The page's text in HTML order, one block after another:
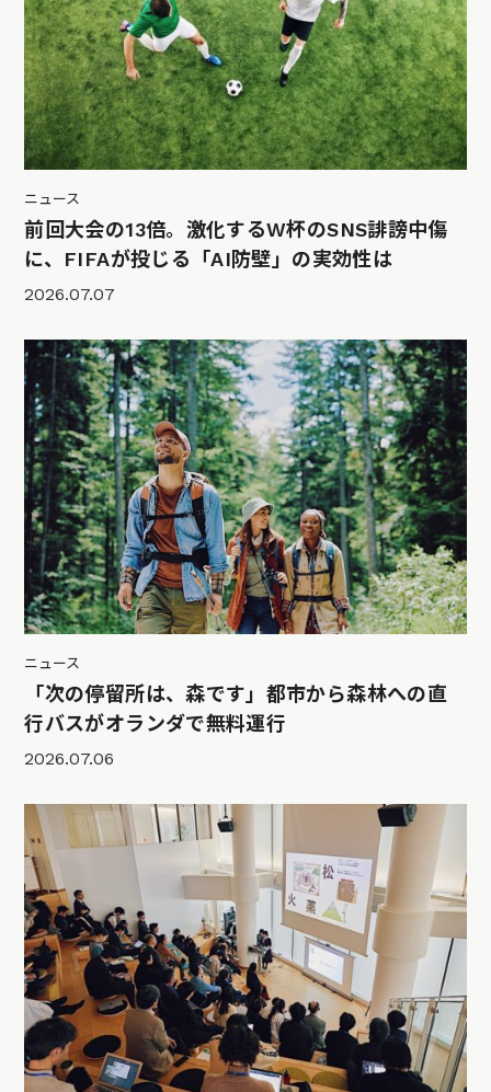
ニュース
前回大会の13倍。激化するW杯のSNS誹謗中傷
に、FIFAが投じる「AI防壁」の実効性は
2026.07.07
ニュース
「次の停留所は、森です」都市から森林への直
行バスがオランダで無料運行
2026.07.06